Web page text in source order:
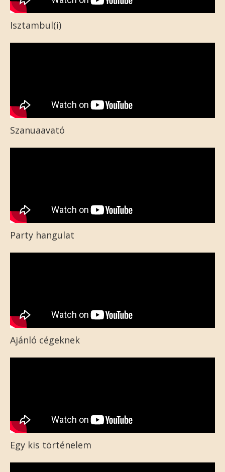
Isztambul(i)
Szanuaavató
Party hangulat
Ajánló cégeknek
Egy kis történelem